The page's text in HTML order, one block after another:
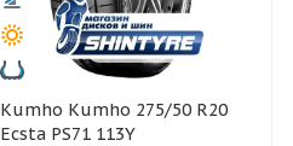
Kumho Kumho 275/50 R20
Ecsta PS71 113Y